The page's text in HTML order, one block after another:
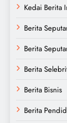
Kedai Berita
Berita
Berita
Berita
Berita Bisnis
Berita